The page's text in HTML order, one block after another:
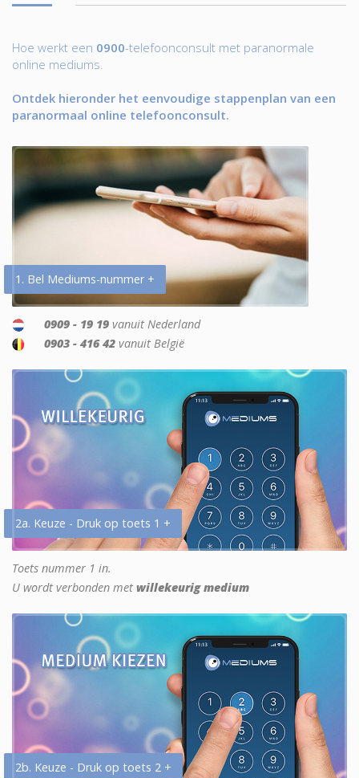
Hoe werkt een 0900-telefoonconsult met paranormale
online mediums.
Ontdek hieronder het eenvoudige stappenplan van een
paranormaal online telefoonconsult.
1. Bel Mediums-nummer +
0909 - 19 19 vanuit Nederland
0903 - 416 42 vanuit België
2a. Keuze - Druk op toets 1 +
Toets nummer 1 in.
U wordt verbonden met willekeurig medium
2b. Keuze - Druk op toets 2 +